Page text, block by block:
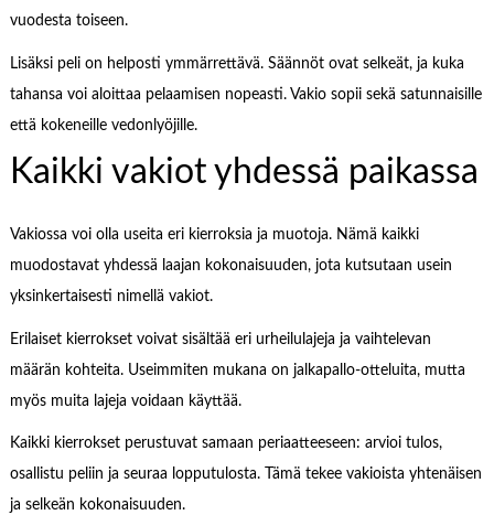
vuodesta toiseen.
Lisäksi peli on helposti ymmärrettävä. Säännöt ovat selkeät, ja kuka
tahansa voi aloittaa pelaamisen nopeasti. Vakio sopii sekä satunnaisille
että kokeneille vedonlyöjille.
Kaikki vakiot yhdessä paikassa
Vakiossa voi olla useita eri kierroksia ja muotoja. Nämä kaikki
muodostavat yhdessä laajan kokonaisuuden, jota kutsutaan usein
yksinkertaisesti nimellä vakiot.
Erilaiset kierrokset voivat sisältää eri urheilulajeja ja vaihtelevan
määrän kohteita. Useimmiten mukana on jalkapallo-otteluita, mutta
myös muita lajeja voidaan käyttää.
Kaikki kierrokset perustuvat samaan periaatteeseen: arvioi tulos,
osallistu peliin ja seuraa lopputulosta. Tämä tekee vakioista yhtenäisen
ja selkeän kokonaisuuden.